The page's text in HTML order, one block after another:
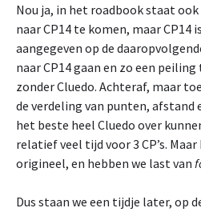
Nou ja, in het roadbook staat ook
naar CP14 te komen, maar CP14
aangegeven op de
naar CP14 gaan en zo een
zonder Cluedo. Achteraf, maar
de verdeling van punten, afstand
het beste heel Cluedo over
relatief veel tijd voor 3 CP’s.
origineel, en hebben we last van
Dus staan we een tijdje later, op